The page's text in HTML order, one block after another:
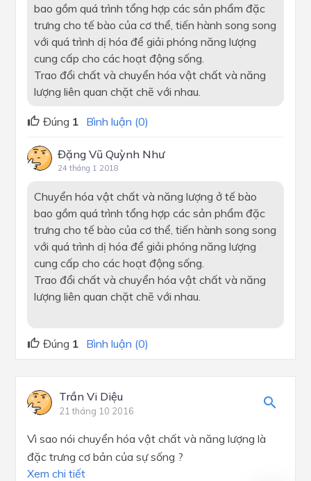
bao gồm quá trình tổng hợp các sản phẩm đặc
trưng cho tế bào của cơ thể, tiến hành song song
với quá trình dị hóa để giải phóng năng lượng
cung cấp cho các hoạt động sống.
Trao đổi chất và chuyển hóa vật chất và năng
lượng liên quan chặt chẽ với nhau.
Đúng 1 Bình luận (0)
Đặng Vũ Quỳnh Như
24 tháng 1 2018
Chuyển hóa vật chất và năng lượng ở tế bào
bao gồm quá trình tổng hợp các sản phẩm đặc
trưng cho tế bào của cơ thể, tiến hành song song
với quá trình dị hóa để giải phóng năng lượng
cung cấp cho các hoạt động sống.
Trao đổi chất và chuyển hóa vật chất và năng
lượng liên quan chặt chẽ với nhau.
Đúng 1 Bình luận (0)
Trần Vi Diệu
21 tháng 10 2016
Vì sao nói chuyển hóa vật chất và năng lượng là
đặc trưng cơ bản của sự sống ?
Xem chi tiết